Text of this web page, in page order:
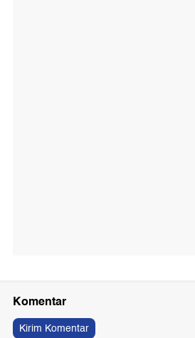
Komentar
Kirim Komentar